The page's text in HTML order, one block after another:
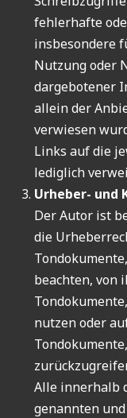
fehlerhafte
insbesondere
Nutzung oder
dargebotener
allein der
verwiesen
Links auf die
lediglich
Urheber- und
Der Autor ist
die
beachten, von
nutzen oder
Alle innerhalb
genannten